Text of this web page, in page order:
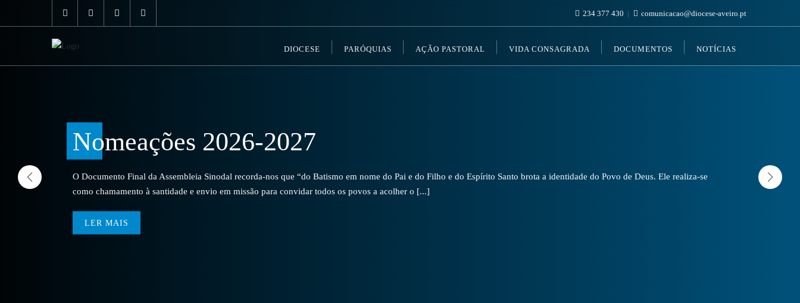
234 377 430 comunicacao@diocese-aveiro.pt
DIOCESE PARÓQUIAS AÇÃO PASTORAL VIDA CONSAGRADA DOCUMENTOS NOTÍCIAS
Nomeações 2026-2027
O Documento Final da Assembleia Sinodal recorda-nos que “do Batismo em nome do Pai e do Filho e do Espírito Santo brota a identidade do Povo de Deus. Ele realiza-se
como chamamento à santidade e envio em missão para convidar todos os povos a acolher o [...]
LER MAIS